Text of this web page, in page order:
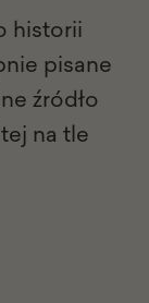
historii
pisane
źródło
na tle